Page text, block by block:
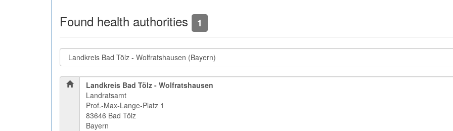
Found health authorities 1
Landkreis Bad Tölz - Wolfratshausen
Landratsamt
Prof.-Max-Lange-Platz 1
83646 Bad Tölz
Bayern